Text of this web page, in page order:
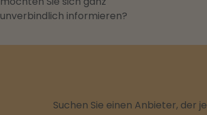
unverbindlich informieren?
Suchen Sie einen Anbieter, der